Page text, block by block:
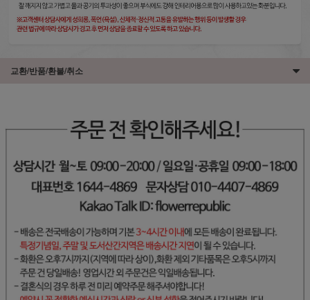
교환/반품/환불/취소